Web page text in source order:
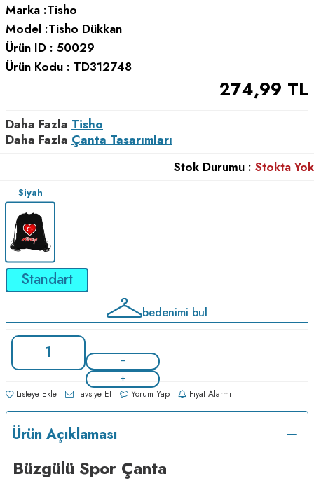
Marka :Tisho
Model :Tisho Dükkan
Ürün ID : 50029
Ürün Kodu : TD312748
274,99 TL
Daha Fazla Tisho
Daha Fazla Çanta Tasarımları
Stok Durumu : Stokta Yok
Siyah
Standart
bedenimi bul
Listeye Ekle Tavsiye Et Yorum Yap Fiyat Alarmı
Ürün Açıklaması
Büzgülü Spor Çanta